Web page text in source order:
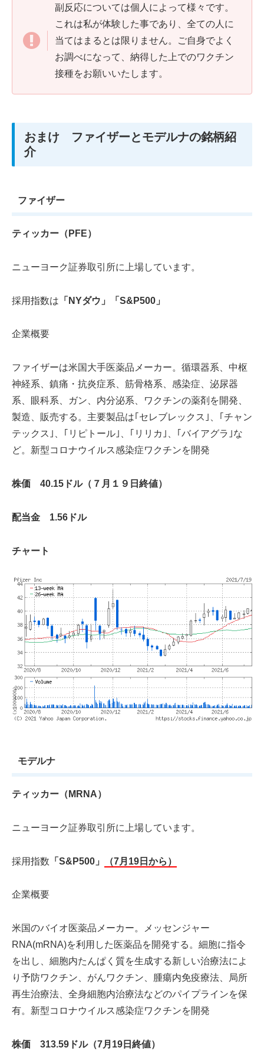
副反応については個人によって様々です。
これは私が体験した事であり、全ての人に
当てはまるとは限りません。ご自身でよく
お調べになって、納得した上でのワクチン
接種をお願いいたします。
おまけ ファイザーとモデルナの銘柄紹
介
ファイザー
ティッカー（PFE）
ニューヨーク証券取引所に上場しています。
採用指数は 「NYダウ」「S&P500」
企業概要
ファイザーは米国大手医薬品メーカー。循環器系、中枢
神経系、鎮痛・抗炎症系、筋骨格系、感染症、泌尿器
系、眼科系、ガン、内分泌系、ワクチンの薬剤を開発、
製造、販売する。主要製品は｢セレブレックス｣、｢チャン
テックス｣、｢リピトール｣、｢リリカ｣、｢バイアグラ｣な
ど。新型コロナウイルス感染症ワクチンを開発
株価 40.15ドル（７月１９日終値）
配当金 1.56ドル
チャート
モデルナ
ティッカー（MRNA）
ニューヨーク証券取引所に上場しています。
採用指数 「S&P500」 （7月19日から）
企業概要
米国のバイオ医薬品メーカー。メッセンジャー
RNA(mRNA)を利用した医薬品を開発する。細胞に指令
を出し、細胞内たんぱく質を生成する新しい治療法によ
り予防ワクチン、がんワクチン、腫瘍内免疫療法、局所
再生治療法、全身細胞内治療法などのパイプラインを保
有。新型コロナウイルス感染症ワクチンを開発
株価 313.59ドル（7月19日終値）